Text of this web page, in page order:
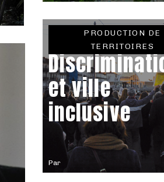
Par
PRODUCTION DE
TERRITOIRES
et ville
inclusive